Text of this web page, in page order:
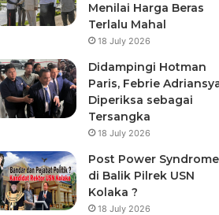
Menilai Harga Beras
Terlalu Mahal
18 July 2026
Didampingi Hotman
Paris, Febrie
Diperiksa sebagai
Tersangka
18 July 2026
Post Power Syndrome
di Balik Pilrek USN
Kolaka ?
18 July 2026